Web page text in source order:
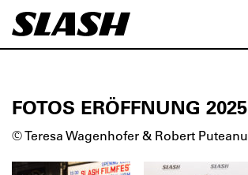
FOTOS ERÖFFNUNG 2025
© Teresa Wagenhofer & Robert Puteanu